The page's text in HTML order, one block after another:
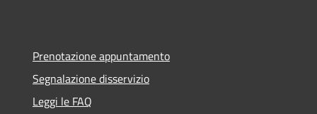
Prenotazione appuntamento
Segnalazione disservizio
Leggi le FAQ